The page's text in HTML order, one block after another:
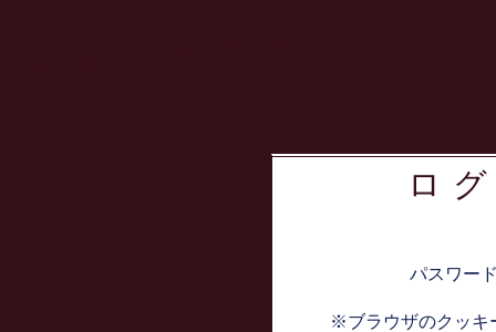
ロ
パスワー
※ブラウザのクッキ